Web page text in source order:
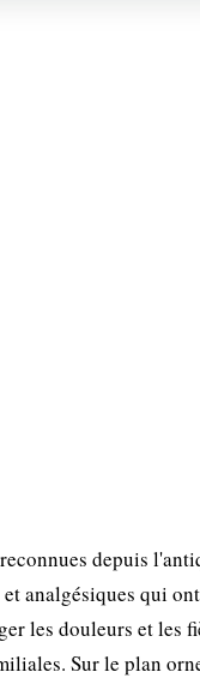
depuis
analgésiques qui
les douleurs et les
Sur le plan